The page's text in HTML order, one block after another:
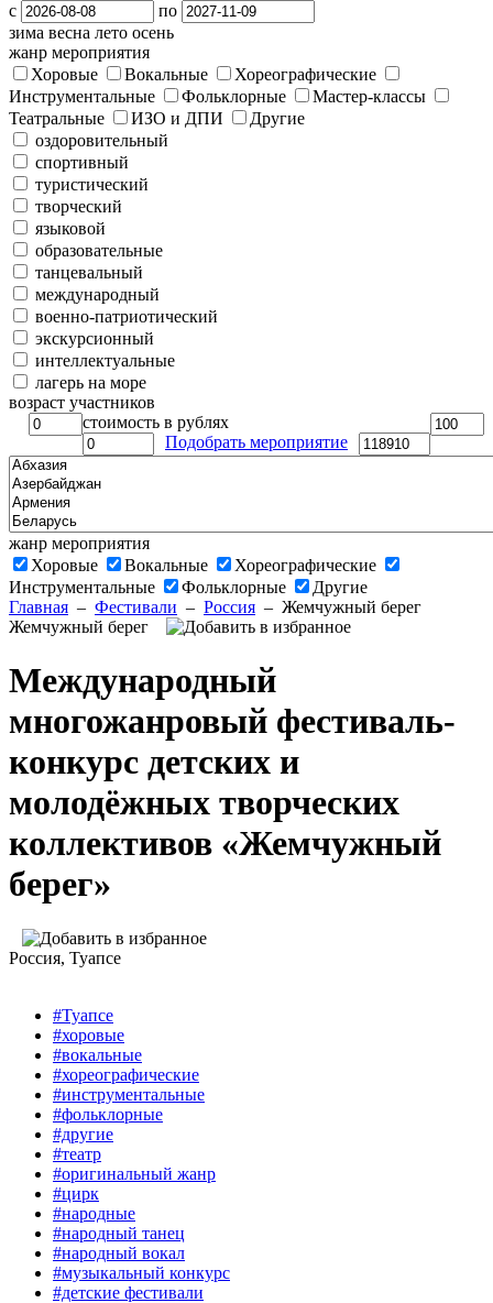
с
по
зима весна лето осень
жанр мероприятия
Хоровые
Вокальные
Хореографические
Инструментальные
Фольклорные
Мастер-классы
Театральные
ИЗО и ДПИ
Другие
оздоровительный
спортивный
туристический
творческий
языковой
образовательные
танцевальный
международный
военно-патриотический
экскурсионный
интеллектуальные
лагерь на море
возраст участников
стоимость в рублях
Подобрать мероприятие
жанр мероприятия
Хоровые
Вокальные
Хореографические
Инструментальные
Фольклорные
Другие
Главная – Фестивали – Россия – Жемчужный берег
Жемчужный берег
Международный
многожанровый фестиваль-
конкурс детских и
молодёжных творческих
коллективов «Жемчужный
берег»
Россия, Туапсе
#Туапсе
#хоровые
#вокальные
#хореографические
#инструментальные
#фольклорные
#другие
#театр
#оригинальный жанр
#цирк
#народные
#народный танец
#народный вокал
#музыкальный конкурс
#детские фестивали